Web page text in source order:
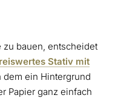
zu bauen, entscheidet
Stativ mit
dem ein Hintergrund
Papier ganz einfach